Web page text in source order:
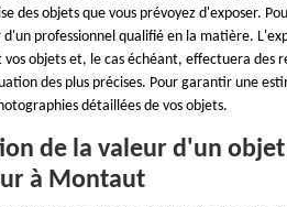
des objets que vous prévoyez d'exposer.
d'un professionnel qualifié en la matière.
objets et, le cas échéant, effectuera des
des plus précises. Pour garantir une
détaillées de vos objets.
de la valeur d'un
à Montaut